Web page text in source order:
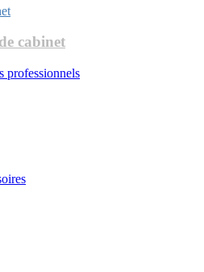
cabinet
professionnels